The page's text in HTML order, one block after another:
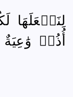
لِنَجۡعَلَهَا
أُذُنٞ وَٰعِيَةٌ ۝ 11